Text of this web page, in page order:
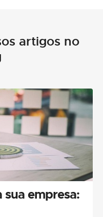
artigos no
sua empresa: